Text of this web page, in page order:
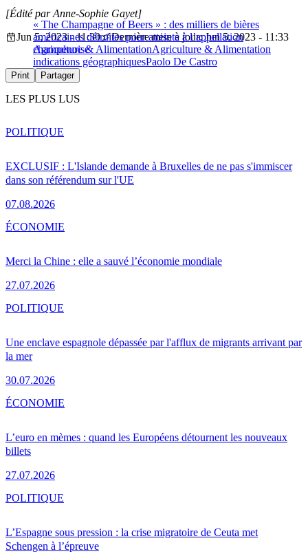
« The Champagne of Beers » : des milliers de bières
américaines détruites pour atteinte à l’appellation
champenoise
[Édité par Anne-Sophie Gayet]
Jun 5, 2023 - 11:30
Dernière mise à jour: Jun 5, 2023 - 11:33
Agriculture & AlimentationAgriculture & Alimentation
indications géographiquesPaolo De Castro
Print Partager
LES PLUS LUS
EXCLUSIF : L'Islande demande à Bruxelles de ne pas s'immiscer
dans son référendum sur l'UE
07.08.2026
POLITIQUE
Merci la Chine : elle a sauvé l’économie mondiale
27.07.2026
ÉCONOMIE
Une enclave espagnole dépassée par l'afflux de migrants arrivant par
la mer
30.07.2026
POLITIQUE
L’euro en mèmes : quand les Européens détournent les nouveaux
billets
27.07.2026
ÉCONOMIE
L’Espagne sous pression : la crise migratoire de Ceuta met
Schengen à l’épreuve
POLITIQUE